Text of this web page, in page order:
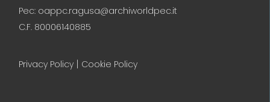
Pec: oappc.ragusa@archiworldpec.it
C.F. 80006140885
Privacy Policy | Cookie Policy